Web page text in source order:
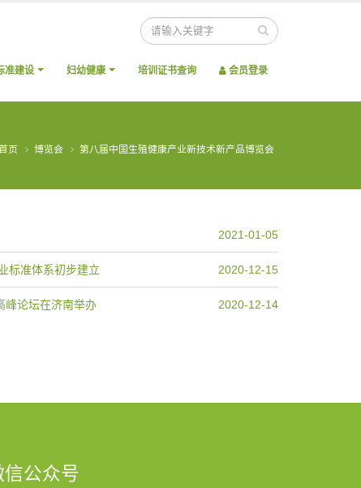
准建设 妇幼健康 培训证书查询 会员登录
页 博览会 第八届中国生殖健康产业新技术新产品博览会
2021-01-05
标准体系初步建立 2020-12-15
峰论坛在济南举办 2020-12-14
信公众号